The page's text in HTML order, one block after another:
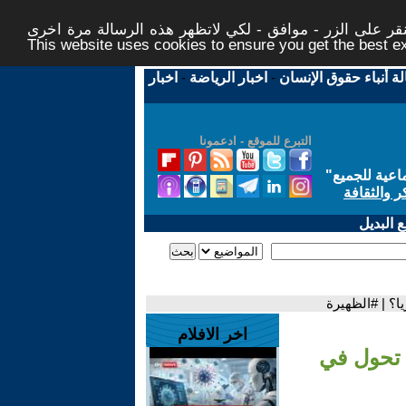
على الزر - موافق - لكي لاتظهر هذه الرسالة مرة اخرى -
This website uses cookies to ensure you get the best
أنباء حقوق الإنسان - اخبار الرياضة - اخبار
التبرع للموقع - ادعمونا
للجميع"
والثقافة
البديل
| #الظهيرة
تحول في
اخر الافلام